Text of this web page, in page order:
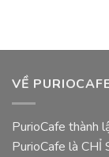
VỀ
PurioCafe thành
PurioCafe là